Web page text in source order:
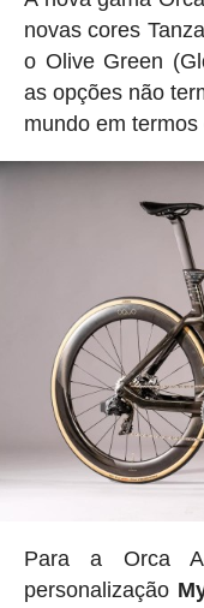
novas cores
o Olive Green
as opções não
mundo em
Para a Orca
personalização